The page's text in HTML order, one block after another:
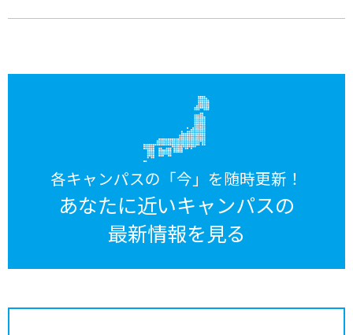
各キャンパスの「今」を随時更新！
あなたに近いキャンパスの
最新情報を見る